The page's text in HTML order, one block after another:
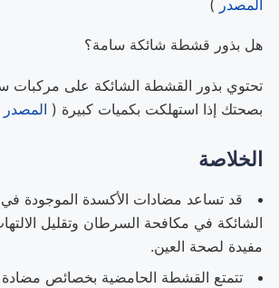
المصدر )
هل بذور قشطة شائكة سامة؟
تحتوي بذور القشطة الشائكة على مركبات
بصحتك إذا استهلكت بكميات كبيرة ( المصدر
الخلاصة
قد تساعد مضادات الأكسدة الموجودة
الشائكة في مكافحة السرطان وتقليل
مفيدة لصحة العين.
تتمتع القشطة الحامضية بخصائص